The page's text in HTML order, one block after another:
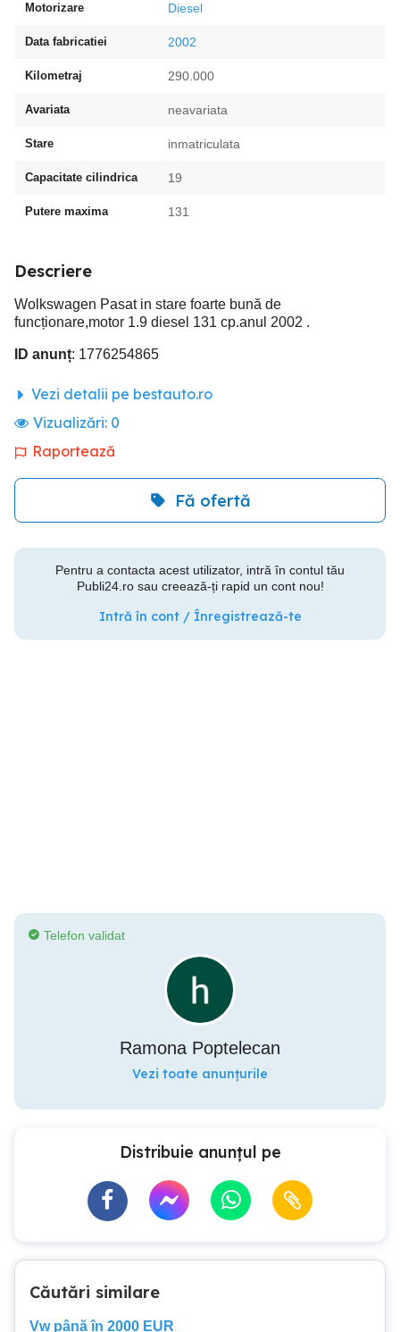
Motorizare Diesel
Data fabricatiei 2002
Kilometraj 290.000
Avariata neavariata
Stare inmatriculata
Capacitate cilindrica 19
Putere maxima 131
Descriere
Wolkswagen Pasat in stare foarte bună de
funcționare,motor 1.9 diesel 131 cp.anul 2002 .
ID anunț: 1776254865
Vezi detalii pe bestauto.ro
Vizualizări: 0
Raportează
Fă ofertă
Pentru a contacta acest utilizator, intră în contul tău
Publi24.ro sau creează-ți rapid un cont nou!
Intră în cont / Înregistrează-te
Telefon validat
Ramona Poptelecan
Vezi toate anunțurile
Distribuie anunțul pe
Căutări similare
Vw până în 2000 EUR